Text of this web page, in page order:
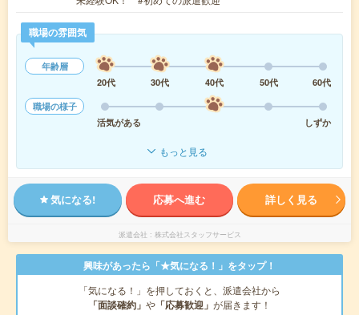
職場の雰囲気
年齢層
20代
30代 40代 50代
60代
職場の様子
活気がある
しずか
もっと見る
気になる! 応募へ進む 詳しく見る
派遣会社 株式会社スタッフサービス
興味があったら「★気になる！」をタップ！
「気になる！」を押しておくと、派遣会社から
「面談確約」 や 「応募歓迎」 が届きます！